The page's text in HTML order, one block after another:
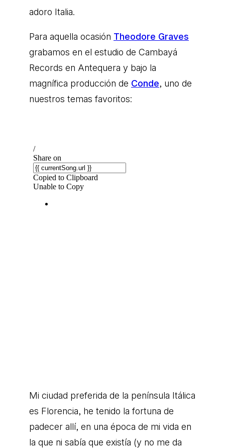
adoro Italia.
Para aquella ocasión Theodore Graves
grabamos en el estudio de Cambayá
Records en Antequera y bajo la
magnífica producción de Conde, uno de
nuestros temas favoritos:
Mi ciudad preferida de la península Itálica
es Florencia, he tenido la fortuna de
padecer allí, en una época de mi vida en
la que ni sabía que existía (y no me da